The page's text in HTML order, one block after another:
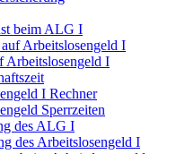
beim ALG I
Arbeitslosengeld I
Arbeitslosengeld I
I Rechner
Sperrzeiten
des ALG I
des Arbeitslosengeld I